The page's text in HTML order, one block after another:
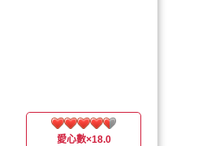
愛心數×18.0